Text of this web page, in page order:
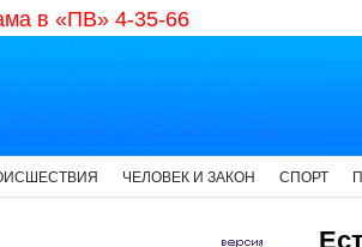
в «ПВ» 4-35-66
ЧЕЛОВЕК И ЗАКОН СПОРТ